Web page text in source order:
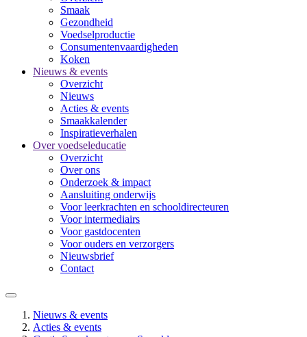
Smaak
Gezondheid
Voedselproductie
Consumentenvaardigheden
Koken
Nieuws & events
Overzicht
Nieuws
Acties & events
Smaakkalender
Inspiratieverhalen
Over voedseleducatie
Overzicht
Over ons
Onderzoek & impact
Aansluiting onderwijs
Voor leerkrachten en schooldirecteuren
Voor intermediairs
Voor gastdocenten
Voor ouders en verzorgers
Nieuwsbrief
Contact
Nieuws & events
Acties & events